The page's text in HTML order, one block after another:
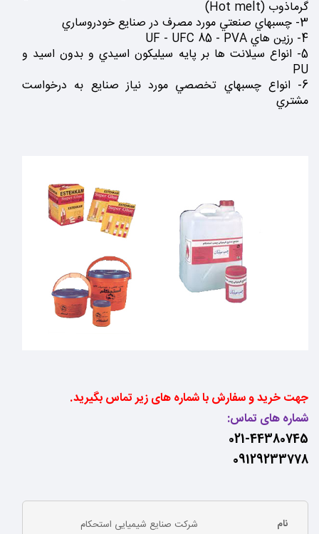
گرماذوب (Hot melt)
3- چسبهاي صنعتي مورد مصرف در صنايع خودروساري
4- رزين هاي UF - UFC 85 - PVA
5- انواع سيلانت ها بر پايه سيليكون اسيدي و بدون اسيد و
PU
6- انواع چسبهاي تخصصي مورد نياز صنايع به درخواست
مشتري
جهت خرید و سفارش با شماره های زیر تماس بگیرید.
شماره های تماس:
021-44380745
09129233778
نام
شرکت صنایع شیمیایی استحکام